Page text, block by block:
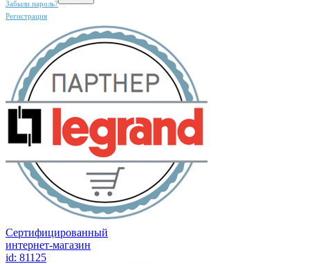
Забыли пароль?
Регистрация
Сертифицированный
интернет-магазин
id: 81125